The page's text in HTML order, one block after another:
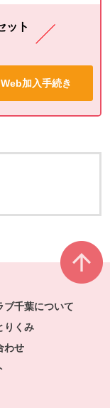
ット
Web加入手続き
ブ千葉について
りくみ
わせ